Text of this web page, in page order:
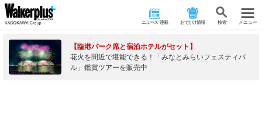
ニュース･連載 おでかけ情報 検 索 メニュー
【臨港パーク席と宿泊ホテルがセット】
花火を間近で堪能できる！「みなとみらいフェスティバ
ル」鑑賞ツアーを販売中